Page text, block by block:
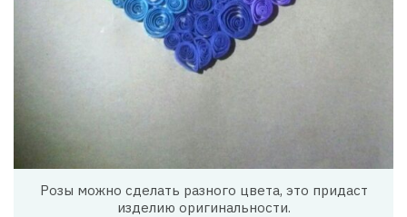
Розы можно сделать разного цвета, это придаст
изделию оригинальности.